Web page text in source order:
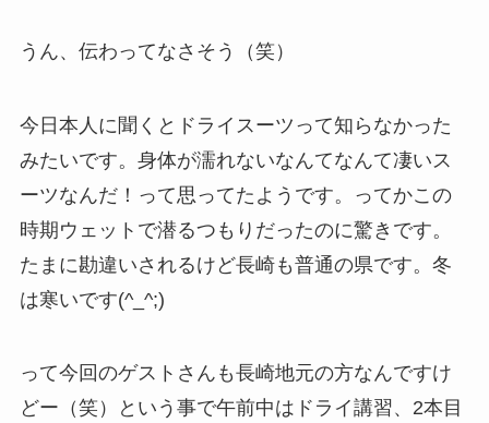
うん、伝わってなさそう（笑）
今日本人に聞くとドライスーツって知らなかった
みたいです。身体が濡れないなんてなんて凄いス
ーツなんだ！って思ってたようです。ってかこの
時期ウェットで潜るつもりだったのに驚きです。
たまに勘違いされるけど長崎も普通の県です。冬
は寒いです(^_^;)
って今回のゲストさんも長崎地元の方なんですけ
どー（笑）という事で午前中はドライ講習、2本目